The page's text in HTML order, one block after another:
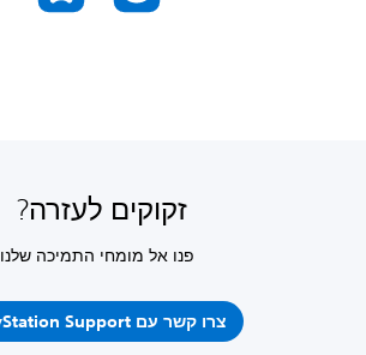
זקוקים לעזרה?
פנו אל מומחי התמיכה שלנו
צרו קשר עם PlayStation Support